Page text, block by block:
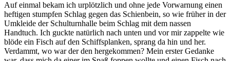
Auf einmal bekam ich urplötzlich und ohne jede Vorwarnung einen
heftigen stumpfen Schlag gegen das Schienbein, so wie früher in der
Umkleide der Schulturnhalle beim Schlag mit dem nassen
Handtuch. Ich guckte natürlich nach unten und vor mir zappelte wie
blöde ein Fisch auf den Schiffsplanken, sprang da hin und her.
Verdammt, wo war der den hergekommen? Mein erster Gedanke